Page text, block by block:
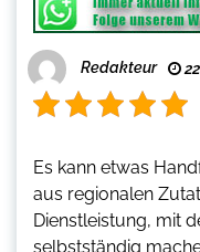
Redakteur
Es kann etwas
aus regionalen
Dienstleistung, mit
selbstständig